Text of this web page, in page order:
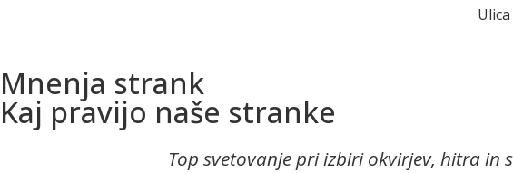
Mnenja strank
Kaj pravijo naše stranke
Top svetovanje pri izbiri okvirjev, hitra in